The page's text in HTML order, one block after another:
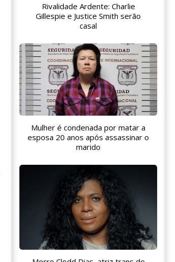
Rivalidade Ardente: Charlie
Gillespie e Justice Smith serão
casal
Mulher é condenada por matar a
esposa 20 anos após assassinar o
marido